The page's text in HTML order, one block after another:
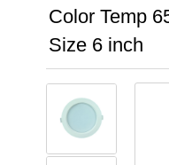
Color Temp
Size 6 inch